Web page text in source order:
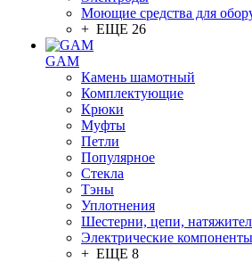
Моющие средства для
+ ЕЩЕ 26
GAM
Камень шамотный
Комплектующие
Крюки
Муфты
Петли
Популярное
Стекла
Тэны
Уплотнения
Шестерни, цепи,
Электрические компоненты
+ ЕЩЕ 8